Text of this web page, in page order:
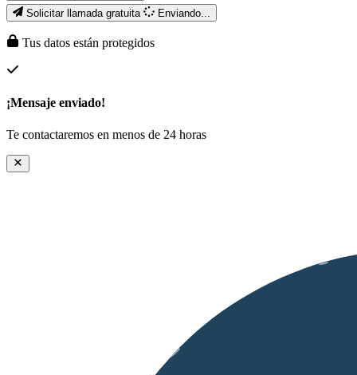
Solicitar llamada gratuita Enviando...
Tus datos están protegidos
¡Mensaje enviado!
Te contactaremos en menos de 24 horas